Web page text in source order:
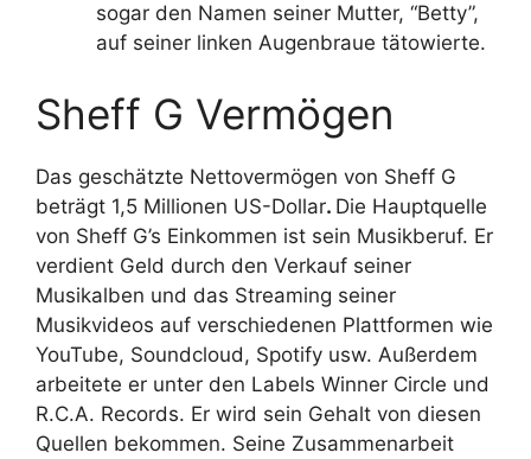
sogar den Namen seiner Mutter, “Betty”,
auf seiner linken Augenbraue tätowierte.
Sheff G Vermögen
Das geschätzte Nettovermögen von Sheff G
beträgt 1,5 Millionen US-Dollar. Die Hauptquelle
von Sheff G’s Einkommen ist sein Musikberuf. Er
verdient Geld durch den Verkauf seiner
Musikalben und das Streaming seiner
Musikvideos auf verschiedenen Plattformen wie
YouTube, Soundcloud, Spotify usw. Außerdem
arbeitete er unter den Labels Winner Circle und
R.C.A. Records. Er wird sein Gehalt von diesen
Quellen bekommen. Seine Zusammenarbeit